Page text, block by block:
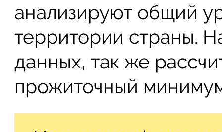
анализируют общий
территории страны.
данных, так же
прожиточный